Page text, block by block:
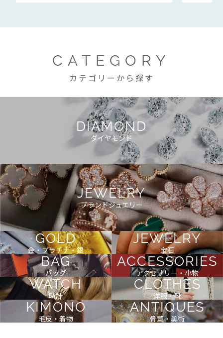
CATEGORY
カテゴリーから探す
DIAMOND
ダイヤモンド
JEWELRY
ブランドジュエリー
GOLD
金・プラチナ・銀
JEWELRY
宝石
BAG
バッグ
ACCESSORIES
アクセサリー・小物
WATCH
時計
CLOTHES
洋服・靴
KIMONO
毛皮・着物
ANTIQUES
骨董・美術